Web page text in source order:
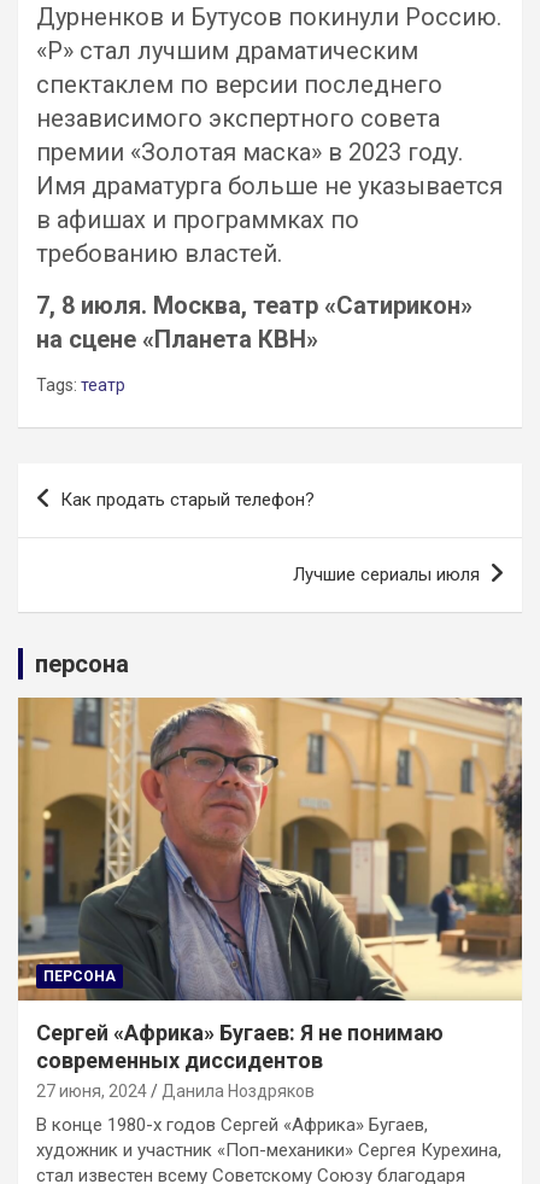
Дурненков и Бутусов покинули Россию.
«Р» стал лучшим драматическим
спектаклем по версии последнего
независимого экспертного совета
премии «Золотая маска» в 2023 году.
Имя драматурга больше не указывается
в афишах и программках по
требованию властей.
7, 8 июля. Москва, театр «Сатирикон»
на сцене «Планета КВН»
Tags: театр
Навигация
Как продать старый телефон?
Лучшие сериалы июля
персона
ПЕРСОНА
Сергей «Африка» Бугаев: Я не понимаю
современных диссидентов
27 июня, 2024 Данила Ноздряков
В конце 1980-х годов Сергей «Африка» Бугаев,
художник и участник «Поп-механики» Сергея Курехина,
стал известен всему Советскому Союзу благодаря